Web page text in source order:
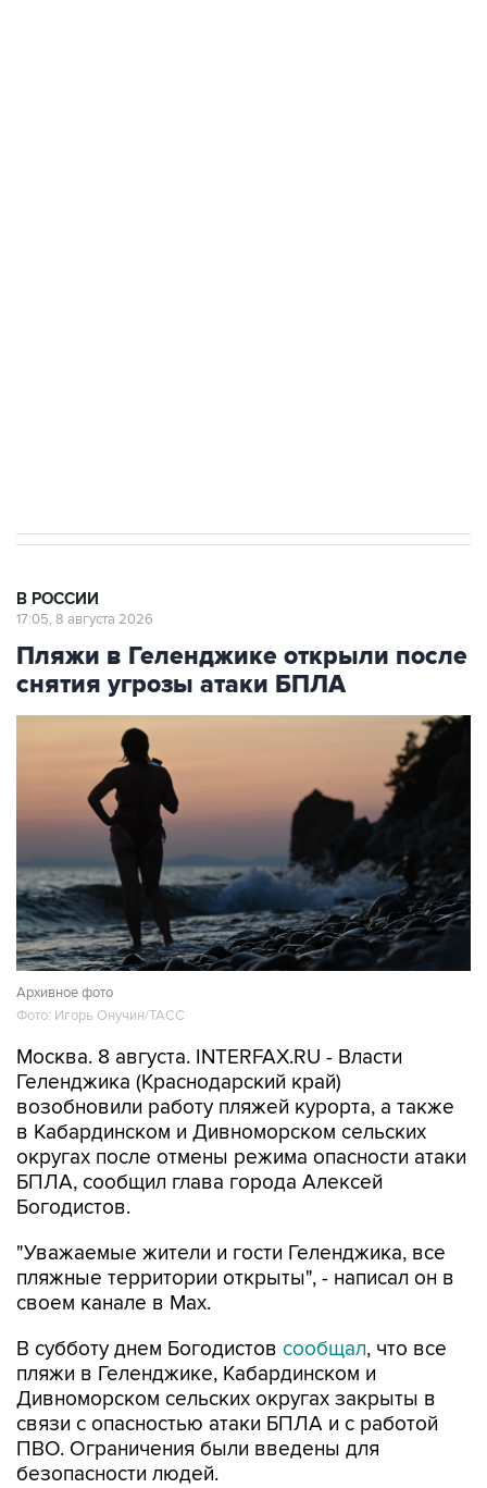
В РОССИИ
17:05, 8 августа 2026
Пляжи в Геленджике открыли после
снятия угрозы атаки БПЛА
Архивное фото
Фото: Игорь Онучин/ТАСС
Москва. 8 августа. INTERFAX.RU - Власти
Геленджика (Краснодарский край)
возобновили работу пляжей курорта, а также
в Кабардинском и Дивноморском сельских
округах после отмены режима опасности атаки
БПЛА, сообщил глава города Алексей
Богодистов.
"Уважаемые жители и гости Геленджика, все
пляжные территории открыты", - написал он в
своем канале в Max.
В субботу днем Богодистов сообщал, что все
пляжи в Геленджике, Кабардинском и
Дивноморском сельских округах закрыты в
связи с опасностью атаки БПЛА и с работой
ПВО. Ограничения были введены для
безопасности людей.